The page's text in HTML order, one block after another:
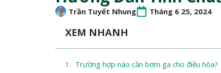
Trần Tuyết Nhung Tháng 6 25, 2024
XEM NHANH
Trường hợp nào cần bơm ga cho điều hòa?